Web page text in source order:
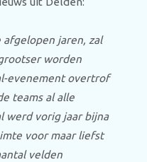
afgelopen jaren, zal
worden
evenement overtrof
teams al alle
werd vorig jaar bijna
voor maar liefst
velden